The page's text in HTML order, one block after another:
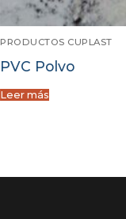
PRODUCTOS CUPLAST
PVC Polvo
Leer más